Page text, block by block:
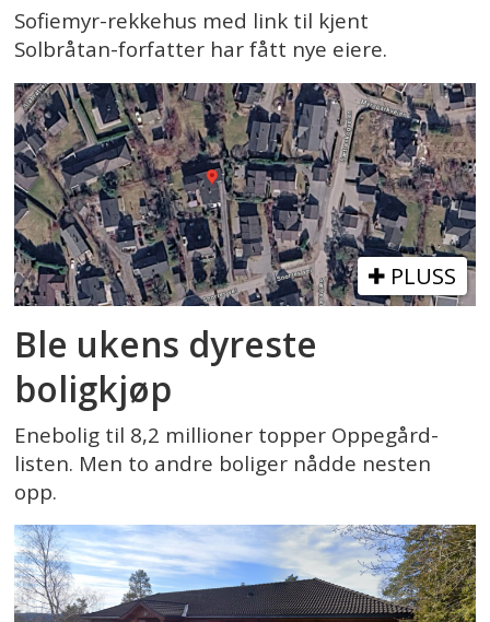
Sofiemyr-rekkehus med link til kjent
Solbråtan-forfatter har fått nye eiere.
PLUSS
Ble ukens dyreste
boligkjøp
Enebolig til 8,2 millioner topper Oppegård-
listen. Men to andre boliger nådde nesten
opp.